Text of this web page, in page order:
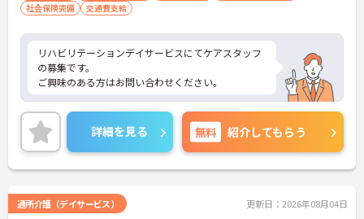
社会保険完備
交通費支給
リハビリテーションデイサービスにてケアスタッフ
の募集です。
ご興味のある方はお問い合わせください。
詳細を見る 無料 紹介してもらう
通所介護（デイサービス） 更新日：2026年08月04日